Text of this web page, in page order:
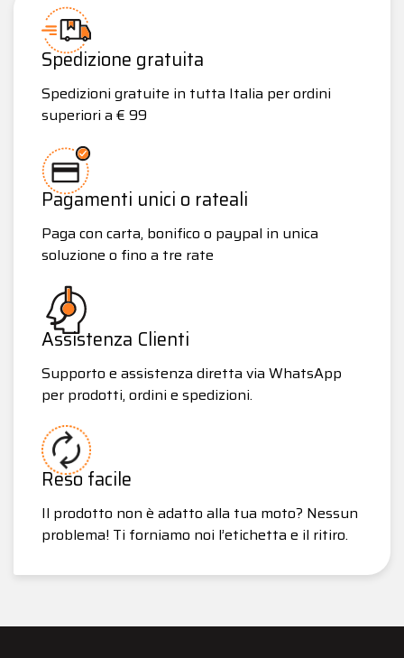
Spedizione gratuita
Spedizioni gratuite in tutta Italia per ordini
superiori a € 99
Pagamenti unici o rateali
Paga con carta, bonifico o paypal in unica
soluzione o fino a tre rate
Assistenza Clienti
Supporto e assistenza diretta via WhatsApp
per prodotti, ordini e spedizioni.
Reso facile
Il prodotto non è adatto alla tua moto? Nessun
problema! Ti forniamo noi l’etichetta e il ritiro.